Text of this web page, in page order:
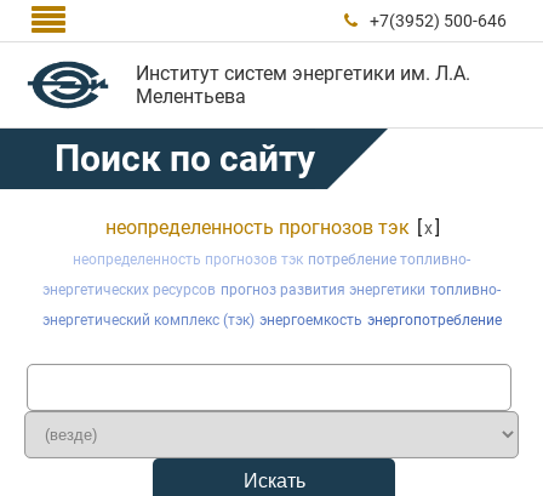
  +7(3952) 500-646
Институт систем энергетики им. Л.А.
Мелентьева
Поиск по сайту
неопределенность прогнозов тэк [x]
неопределенность прогнозов тэк потребление топливно-
энергетических ресурсов прогноз развития энергетики топливно-
энергетический комплекс (тэк) энергоемкость энергопотребление